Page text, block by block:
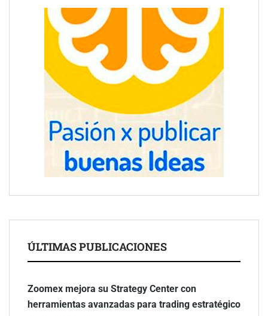
ÚLTIMAS PUBLICACIONES
Zoomex mejora su Strategy Center con
herramientas avanzadas para trading estratégico